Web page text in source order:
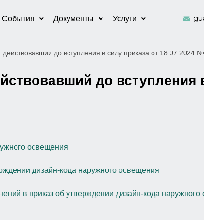
События Документы Услуги
действовавший до вступления в силу приказа от 18.07.2024
до вступления
освещения
дизайн-кода наружного освещения
в приказ об утверждении дизайн-кода наружного